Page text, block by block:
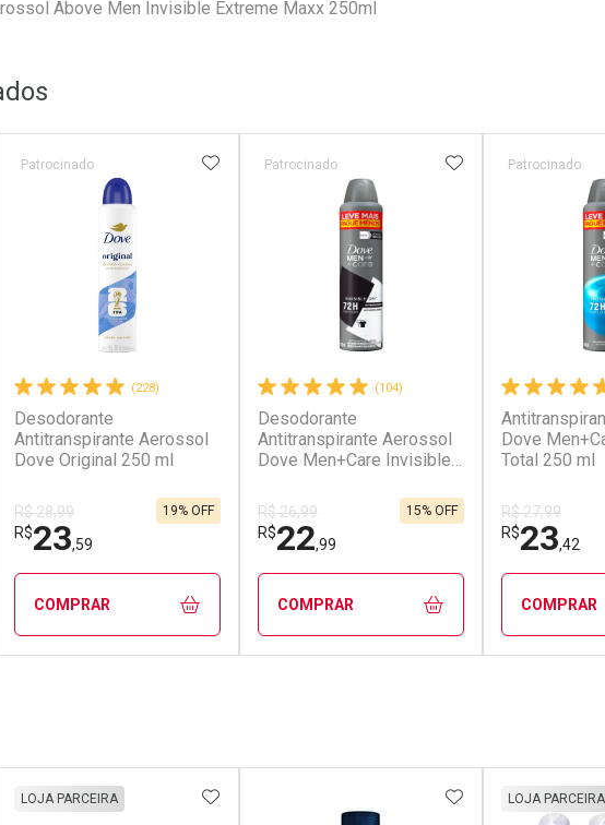
Above Men Invisible Extreme Maxx 250ml
AOS FAVORITOS
(228)
Desodorante
Antitranspirante Aerossol
Dove Original 250 ml
Patrocinado
R$ 28,99
R$23,59
19% OFF
ADICIONAR AOS FAVORITOS
COMPRAR
(104)
Desodorante
Antitranspirante Aerossol
Dove Men+Care Invisible
Patrocinado
R$ 26,99
R$22,99
15% OFF
ADICIONAR AOS
COMPRAR
Dove
Total 250 ml
Patrocinado
R$ 27,99
R$23,42
COMPRAR
AOS FAVORITOS
LOJA PARCEIRA ADICIONAR AOS FAVORITOSADICIONAR AOS
LOJA PARCEIRA